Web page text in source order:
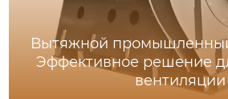
Вытяжной
Эффективное решение
вентиляции